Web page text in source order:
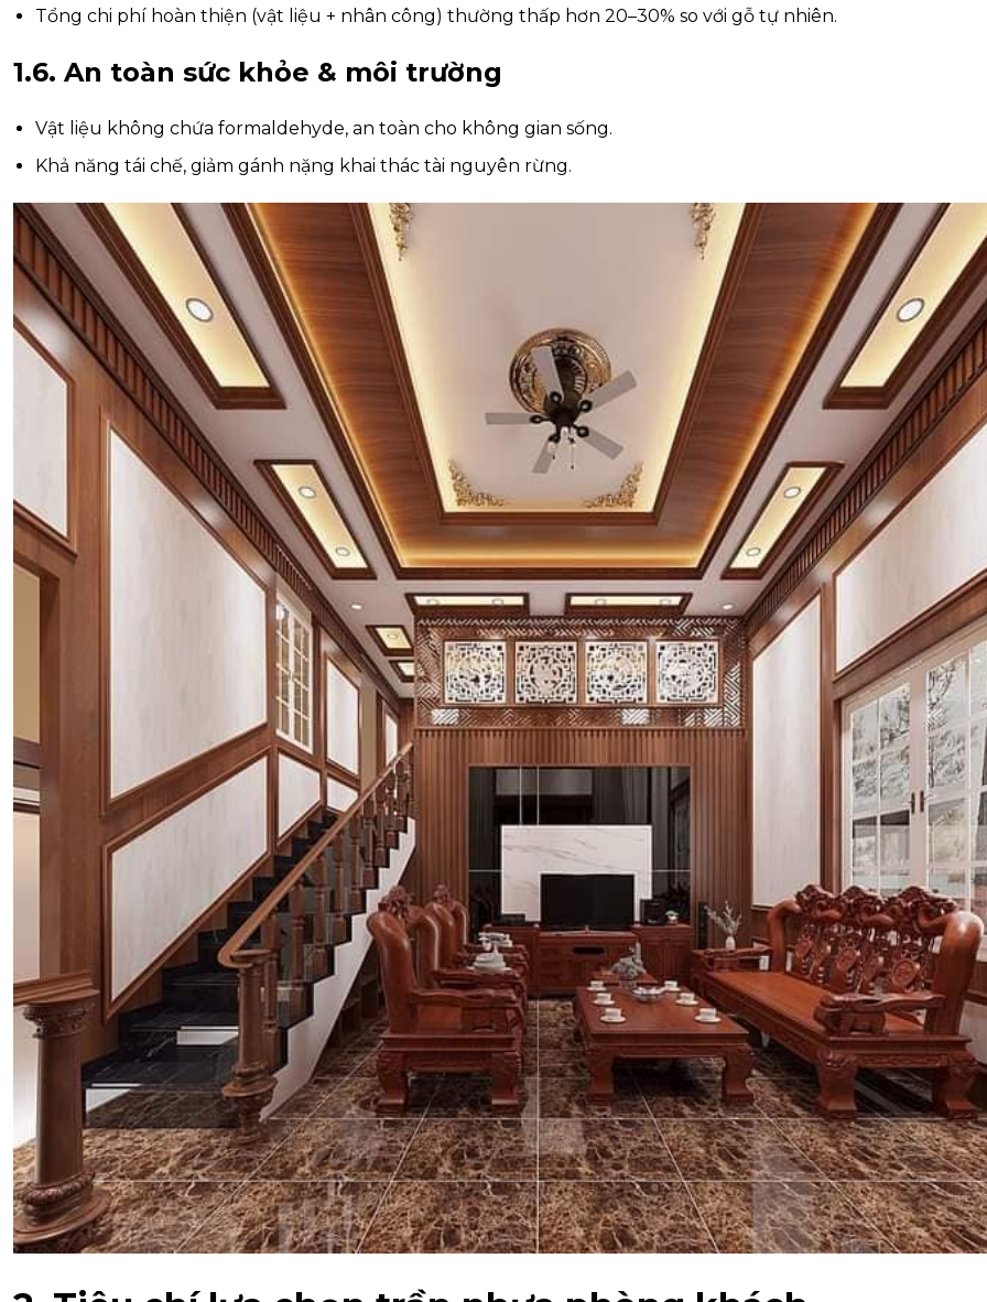
Tổng chi phí hoàn thiện (vật liệu + nhân công) thường thấp hơn 20–30% so với gỗ tự nhiên.
1.6. An toàn sức khỏe & môi trường
Vật liệu không chứa formaldehyde, an toàn cho không gian sống.
Khả năng tái chế, giảm gánh nặng khai thác tài nguyên rừng.